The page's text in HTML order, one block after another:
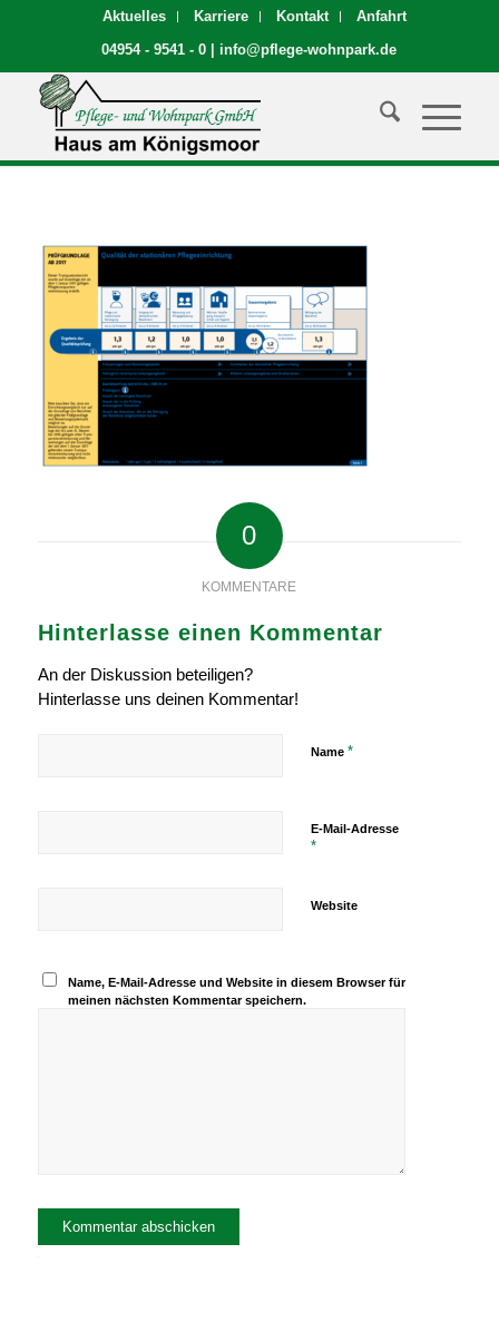
Aktuelles Karriere Kontakt
Anfahrt
04954 - 9541 - 0
info@pflege-wohnpark.de
0
KOMMENTARE
Hinterlasse einen Kommentar
An der Diskussion beteiligen?
Hinterlasse uns deinen Kommentar!
Name *
E-Mail-Adresse
*
Website
Name, E-Mail-Adresse und Website in diesem Browser für
meinen nächsten Kommentar speichern.